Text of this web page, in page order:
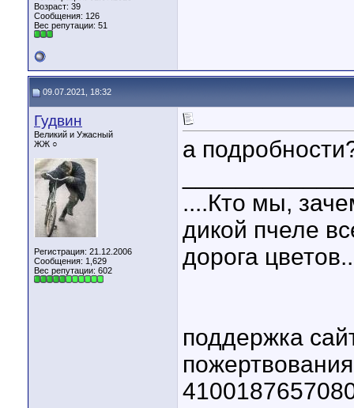
Возраст: 39
Сообщения: 126
Вес репутации: 51
09.07.2021, 18:32
Гудвин
Великий и Ужасный
ЖЖ ○
Регистрация: 21.12.2006
Сообщения: 1,629
Вес репутации: 602
а
....Кто мы,
дикой пчеле
дорога
поддержка